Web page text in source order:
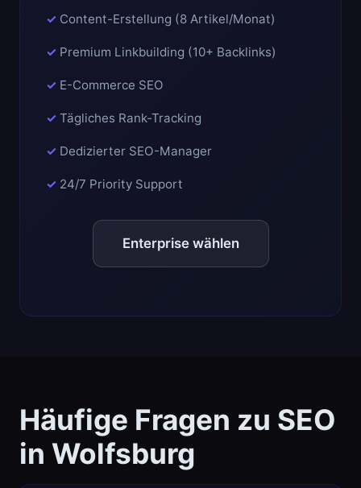
Content-Erstellung (8 Artikel/Monat)
Premium Linkbuilding (10+ Backlinks)
E-Commerce SEO
Tägliches Rank-Tracking
Dedizierter SEO-Manager
24/7 Priority Support
Enterprise wählen
Häufige Fragen zu SEO
in Wolfsburg